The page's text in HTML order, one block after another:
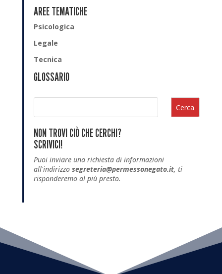
AREE TEMATICHE
Psicologica
Legale
Tecnica
GLOSSARIO
Cerca
NON TROVI CIÒ CHE CERCHI?
SCRIVICI!
Puoi inviare una richiesta di informazioni
all'indirizzo segreteria@permessonegato.it, ti
risponderemo al più presto.